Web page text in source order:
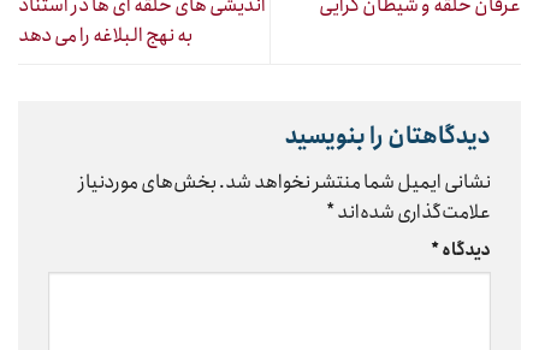
به نهج البلاغه را می دهد
دیدگاهتان را بنویسید
نشانی ایمیل شما منتشر نخواهد شد.بخش‌های موردنیاز
علامت‌گذاری شده‌اند*
دیدگاه*